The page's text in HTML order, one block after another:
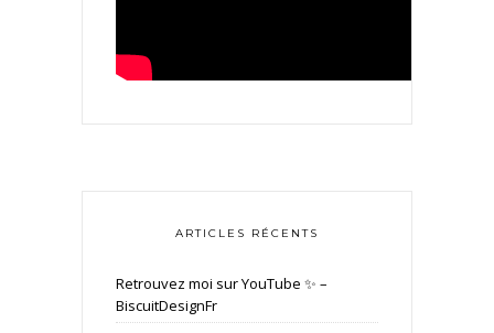
ARTICLES RÉCENTS
Retrouvez moi sur YouTube ✨ –
BiscuitDesignFr